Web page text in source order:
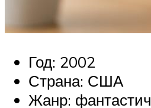
Год: 2002
Страна: США
Жанр: